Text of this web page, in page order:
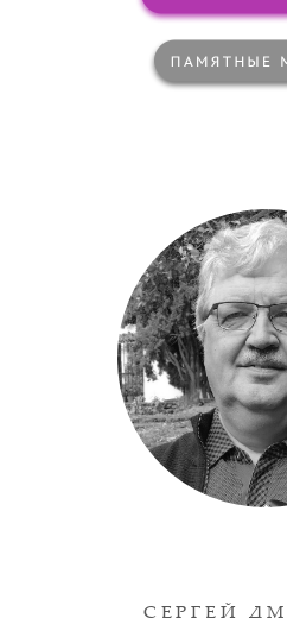
СЕРГЕЙ